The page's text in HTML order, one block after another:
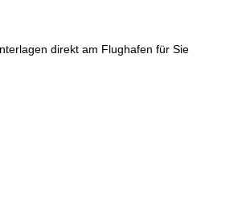
direkt am Flughafen für Sie